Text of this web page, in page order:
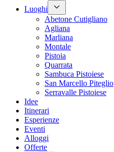
Luoghi
Abetone Cutigliano
Agliana
Marliana
Montale
Pistoia
Quarrata
Sambuca Pistoiese
San Marcello Piteglio
Serravalle Pistoiese
Idee
Itinerari
Esperienze
Eventi
Alloggi
Offerte